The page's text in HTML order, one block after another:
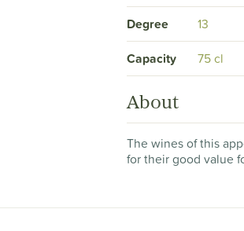
Degree 13
Capacity 75 cl
About
The wines of this
for their good value